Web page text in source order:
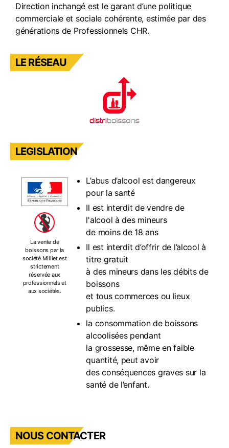
Direction inchangé est le garant d’une politique
commerciale et sociale cohérente, estimée par des
générations de Professionnels CHR.
LE RÉSEAU
LEGISLATION
La vente de
boissons par la
société Milliet est
strictement
réservée aux
professionnels et
aux sociétés.
L’abus d’alcool est dangereux
pour la santé
Il est interdit de vendre de
l'alcool à des mineurs
de moins de 18 ans
Il est interdit d’offrir de l’alcool à
titre gratuit
à des mineurs dans les débits de
boissons
et tous commerces ou lieux
publics.
la consommation de boissons
alcoolisées pendant
la grossesse, même en faible
quantité, peut avoir
des conséquences graves sur la
santé de l’enfant.
NOUS CONTACTER